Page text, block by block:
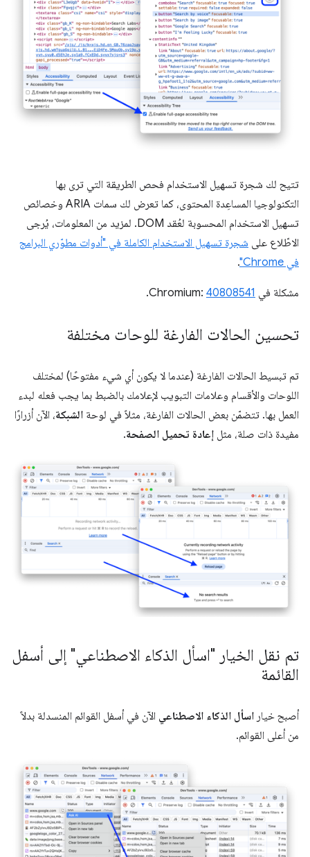
تتيح لك شجرة تسهيل الاستخدام فحص الطريقة التي ترى بها
التكنولوجيا المساعِدة المحتوى، كما تعرض لك سمات ARIA وخصائص
تسهيل الاستخدام المحسوبة لعُقد DOM. لمزيد من المعلومات، يُرجى
الاطّلاع على شجرة تسهيل الاستخدام الكاملة في "أدوات مطوّري البرامج
في Chrome"
.
مشكلة في Chromium: 40808541
.
تحسين الحالات الفارغة للوحات مختلفة
تم تبسيط الحالات الفارغة (عندما لا يكون أي شيء مفتوحًا) لمختلف
اللوحات والأقسام وعلامات التبويب لإعلامك بالضبط بما يجب فعله لبدء
العمل بها. تتضمّن بعض الحالات الفارغة، مثلاً في لوحة الشبكة، الآن أزرارًا
مفيدة ذات صلة، مثل إعادة تحميل الصفحة.
تم نقل الخيار "اسأل الذكاء الاصطناعي" إلى أسفل
القائمة
أصبح خيار اسأل الذكاء الاصطناعي الآن في أسفل القوائم المنسدلة بدلاً
من أعلى القوائم.